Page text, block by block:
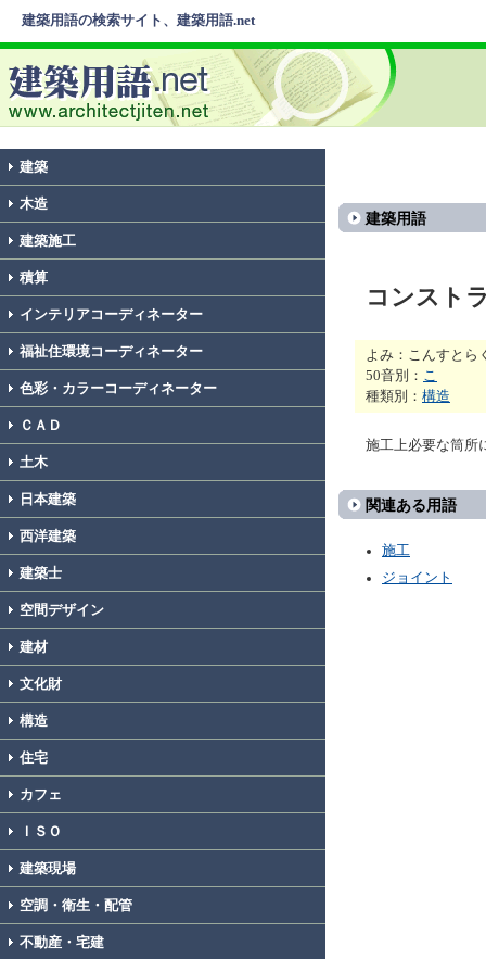
建築用語の検索サイト、建築用語.net
建築
木造
建築施工
積算
インテリアコーディネーター
福祉住環境コーディネーター
色彩・カラーコーディネーター
ＣＡＤ
土木
日本建築
西洋建築
建築士
空間デザイン
建材
文化財
構造
住宅
カフェ
ＩＳＯ
建築現場
空調・衛生・配管
不動産・宅建
建築用語
コンスト
よみ：こんすとら
50音別： こ
種類別： 構造
施工上必要な筒所
関連ある用語
施工
ジョイント